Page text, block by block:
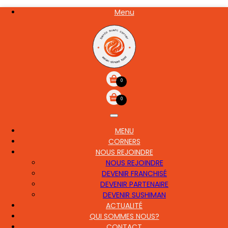
Aller
Menu
0
0
MAIN
MENU
CORNERS
NOUS REJOINDRE
NOUS REJOINDRE
DEVENIR FRANCHISÉ
DEVENIR PARTENAIRE
DEVENIR SUSHIMAN
ACTUALITÉ
QUI SOMMES NOUS?